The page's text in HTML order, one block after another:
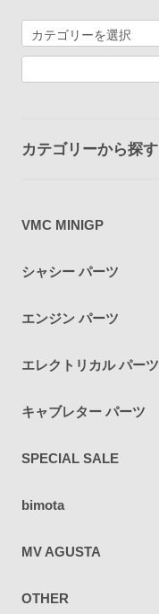
カテゴリーから探す
VMC MINIGP
シャシー パーツ
エンジン パーツ
エレクトリカル パーツ
キャブレター パーツ
SPECIAL SALE
bimota
MV AGUSTA
OTHER